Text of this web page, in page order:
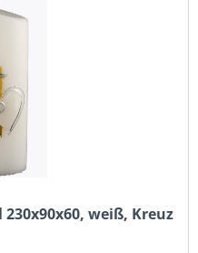
weiß, Kreuz